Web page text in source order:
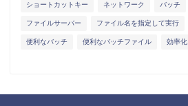
ショートカットキー ネットワーク バッチ
ファイルサーバー ファイル名を指定して実行
便利なバッチ 便利なバッチファイル 効率化